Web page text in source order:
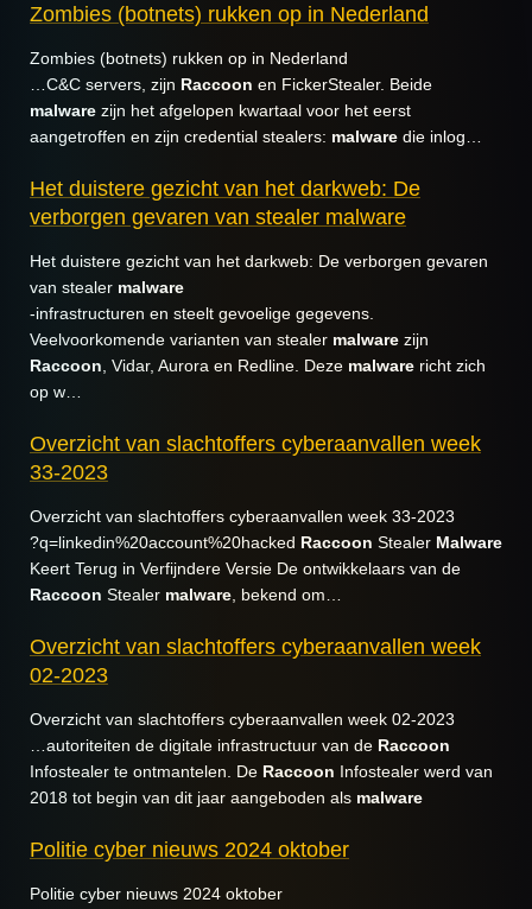
Zombies (botnets) rukken op in Nederland
Zombies (botnets) rukken op in Nederland
…C&C servers, zijn Raccoon en FickerStealer. Beide
malware zijn het afgelopen kwartaal voor het eerst
aangetroffen en zijn credential stealers: malware die inlog…
Het duistere gezicht van het darkweb: De
verborgen gevaren van stealer malware
Het duistere gezicht van het darkweb: De verborgen gevaren
van stealer malware
-infrastructuren en steelt gevoelige gegevens.
Veelvoorkomende varianten van stealer malware zijn
Raccoon , Vidar, Aurora en Redline. Deze malware richt zich
op w…
Overzicht van slachtoffers cyberaanvallen week
33-2023
Overzicht van slachtoffers cyberaanvallen week 33-2023
?q=linkedin%20account%20hacked Raccoon Stealer Malware
Keert Terug in Verfijndere Versie De ontwikkelaars van de
Raccoon Stealer malware , bekend om…
Overzicht van slachtoffers cyberaanvallen week
02-2023
Overzicht van slachtoffers cyberaanvallen week 02-2023
…autoriteiten de digitale infrastructuur van de Raccoon
Infostealer te ontmantelen. De Raccoon Infostealer werd van
2018 tot begin van dit jaar aangeboden als malware
Politie cyber nieuws 2024 oktober
Politie cyber nieuws 2024 oktober